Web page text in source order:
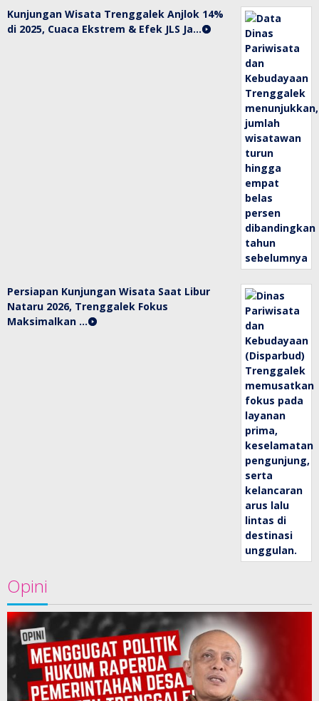
Kunjungan Wisata Trenggalek Anjlok 14%
di 2025, Cuaca Ekstrem & Efek JLS Ja…
Persiapan Kunjungan Wisata Saat Libur
Nataru 2026, Trenggalek Fokus
Maksimalkan …
Opini